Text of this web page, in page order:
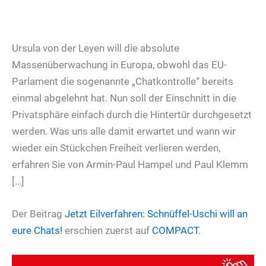
Ursula von der Leyen will die absolute
Massenüberwachung in Europa, obwohl das EU-
Parlament die sogenannte „Chatkontrolle“ bereits
einmal abgelehnt hat. Nun soll der Einschnitt in die
Privatsphäre einfach durch die Hintertür durchgesetzt
werden. Was uns alle damit erwartet und wann wir
wieder ein Stückchen Freiheit verlieren werden,
erfahren Sie von Armin-Paul Hampel und Paul Klemm
[…]
Der Beitrag Jetzt Eilverfahren: Schnüffel-Uschi will an
eure Chats! erschien zuerst auf COMPACT.